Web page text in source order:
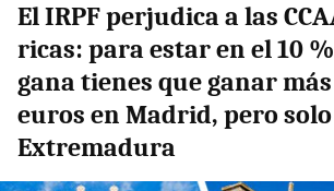
El IRPF perjudica a las
ricas: para estar en el 10
gana tienes que ganar
euros en Madrid, pero solo
Extremadura